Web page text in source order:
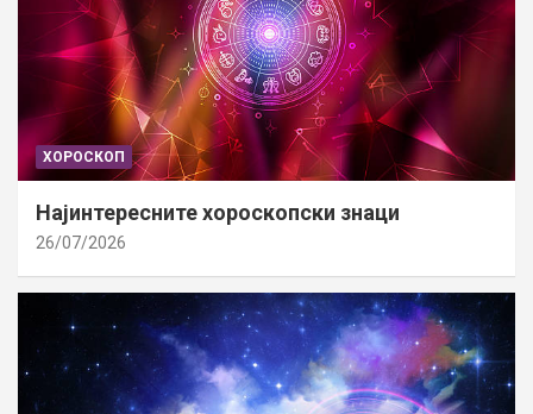
ХОРОСКОП
Најинтересните хороскопски знаци
26/07/2026